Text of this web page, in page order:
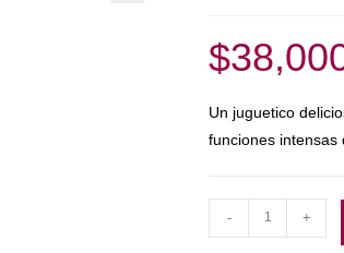
$
Un juguetico
funciones intensas
VIBRADOR
- +